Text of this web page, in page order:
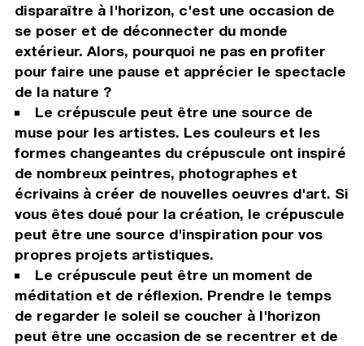
disparaître à l'horizon, c'est une occasion de
se poser et de déconnecter du monde
extérieur. Alors, pourquoi ne pas en profiter
pour faire une pause et apprécier le spectacle
de la nature ?
Le crépuscule peut être une source de
muse pour les artistes. Les couleurs et les
formes changeantes du crépuscule ont inspiré
de nombreux peintres, photographes et
écrivains à créer de nouvelles oeuvres d'art. Si
vous êtes doué pour la création, le crépuscule
peut être une source d'inspiration pour vos
propres projets artistiques.
Le crépuscule peut être un moment de
méditation et de réflexion. Prendre le temps
de regarder le soleil se coucher à l'horizon
peut être une occasion de se recentrer et de